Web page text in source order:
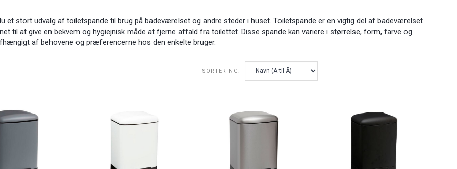
et stort udvalg af toiletspande til brug på badeværelset og andre steder i huset. Toiletspande er en vigtig del af badeværelset
til at give en bekvem og hygiejnisk måde at fjerne affald fra toilettet. Disse spande kan variere i størrelse, form, farve og
af behovene og præferencerne hos den enkelte bruger.
SORTERING: